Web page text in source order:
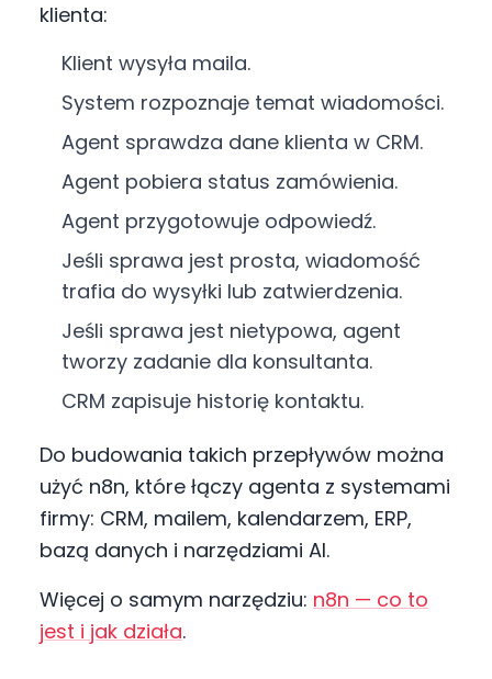
klienta:
Klient wysyła maila.
System rozpoznaje temat wiadomości.
Agent sprawdza dane klienta w CRM.
Agent pobiera status zamówienia.
Agent przygotowuje odpowiedź.
Jeśli sprawa jest prosta, wiadomość
trafia do wysyłki lub zatwierdzenia.
Jeśli sprawa jest nietypowa, agent
tworzy zadanie dla konsultanta.
CRM zapisuje historię kontaktu.
Do budowania takich przepływów można
użyć n8n, które łączy agenta z systemami
firmy: CRM, mailem, kalendarzem, ERP,
bazą danych i narzędziami AI.
Więcej o samym narzędziu: n8n — co to
jest i jak działa.